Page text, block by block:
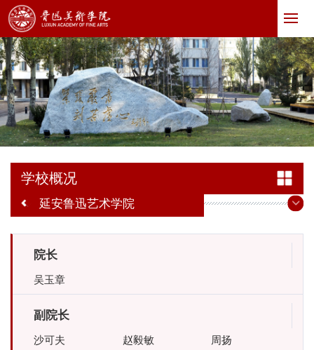
学校概况
延安鲁迅艺术学院
院长
吴玉章
副院长
沙可夫 赵毅敏 周扬